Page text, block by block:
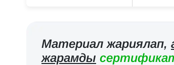
Материал жариялап,
жарамды